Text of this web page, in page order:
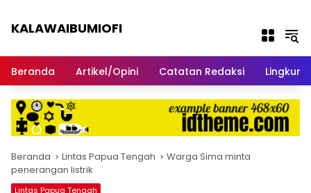
KALAWAIBUMIOFI
Beranda
Artikel/Opini Catatan Redaksi
Beranda Lintas Papua Tengah
Warga Sima minta
penerangan listrik
Lintas Papua Tengah